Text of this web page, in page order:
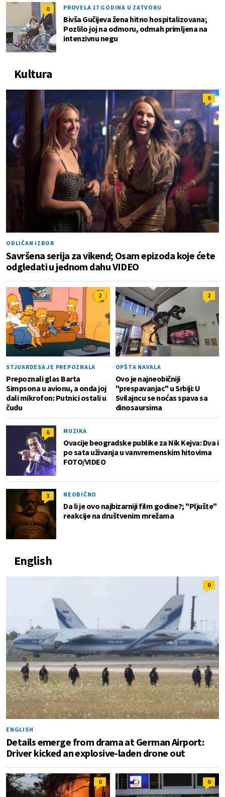
0 PROVELA 17 GODINA U ZATVORU
Bivša Gučijeva žena hitno hospitalizovana;
Pozlilo joj na odmoru, odmah primljena na
intenzivnu negu
Kultura
0
ODLIČAN IZBOR
Savršena serija za vikend; Osam epizoda koje ćete
odgledati u jednom dahu VIDEO
2
STJUARDESA JE PREPOZNALA
Prepoznali glas Barta
Simpsona u avionu, a onda joj
dali mikrofon: Putnici ostali u
čudu
2
OPŠTA NAVALA
Ovo je najneobičniji
"prespavanjac" u Srbiji: U
Svilajncu se noćas spava sa
dinosaursima
6 MUZIKA
Ovacije beogradske publike za Nik Kejva: Dva i
po sata uživanja u vanvremenskim hitovima
FOTO/VIDEO
3 NEOBIČNO
Da li je ovo najbizarniji film godine?; "Pljušte"
reakcije na društvenim mrežama
English
0
ENGLISH
Details emerge from drama at German Airport:
Driver kicked an explosive-laden drone out
0 0